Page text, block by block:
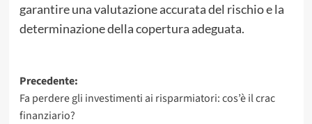
garantire una valutazione accurata del rischio e la
determinazione della copertura adeguata.
Navigazione
articolo
Precedente:
Fa perdere gli investimenti ai risparmiatori: cos’è il crac
finanziario?